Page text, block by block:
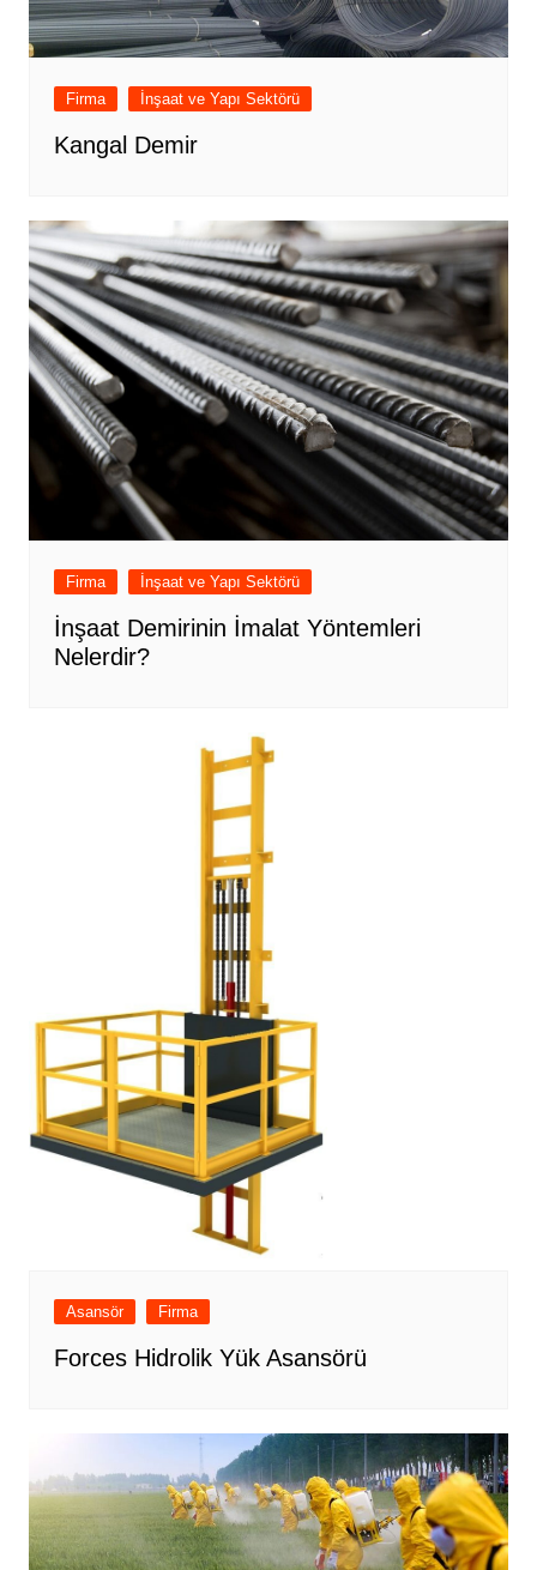
Firma İnşaat ve Yapı Sektörü
Kangal Demir
Firma İnşaat ve Yapı Sektörü
İnşaat Demirinin İmalat Yöntemleri
Nelerdir?
Asansör Firma
Forces Hidrolik Yük Asansörü